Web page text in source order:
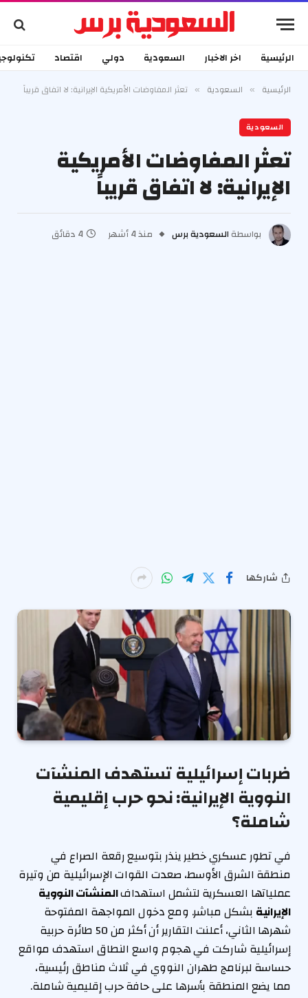
الرئيسية اخر الاخبار السعودية دولي اقتصاد
الرئيسية » السعودية » تعثر المفاوضات الأمريكية الإيرانية: لا اتفاق قريباً
السعودية
تعثر المفاوضات الأمريكية
الإيرانية: لا اتفاق قريباً
بواسطة السعودية برس منذ 4 أشهر 4 دقائق
شاركها
ضربات إسرائيلية تستهدف المنشآت
النووية الإيرانية: نحو حرب إقليمية
شاملة؟
في تطور عسكري خطير ينذر بتوسيع رقعة الصراع في
منطقة الشرق الأوسط، صعدت القوات الإسرائيلية من وتيرة
عملياتها العسكرية لتشمل استهدافالمنشآت النووية
الإيرانية بشكل مباشر. ومع دخول المواجهة المفتوحة
شهرها الثاني، أعلنت التقارير أن أكثر من 50 طائرة حربية
إسرائيلية شاركت في هجوم واسع النطاق استهدف مواقع
حساسة لبرنامج طهران النووي في ثلاث مناطق رئيسية،
مما يضع المنطقة بأسرها على حافة حرب إقليمية شاملة.